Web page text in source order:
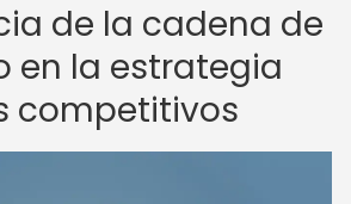
de la cadena de
en la estrategia
competitivos